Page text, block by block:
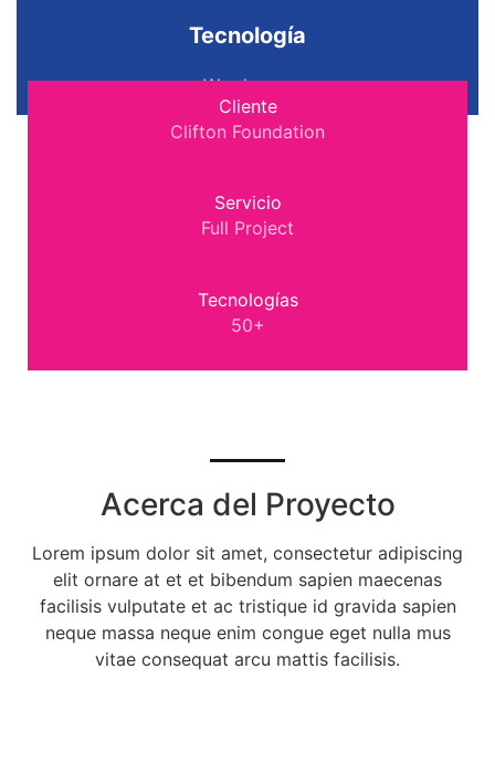
Tecnología
Wordpress
Cliente
Clifton Foundation
Servicio
Full Project
Tecnologías
50+
Acerca del Proyecto
Lorem ipsum dolor sit amet, consectetur adipiscing
elit ornare at et et bibendum sapien maecenas
facilisis vulputate et ac tristique id gravida sapien
neque massa neque enim congue eget nulla mus
vitae consequat arcu mattis facilisis.